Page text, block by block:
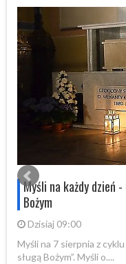
Myśli na każdy dzień
Bożym
Dzisiaj 09:00
Myśli na 7 sierpnia z
sługą Bożym”. Myśli o....